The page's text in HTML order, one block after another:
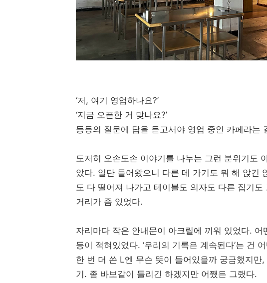
‘저, 여기 영업하나요?’
‘지금 오픈한 거 맞나요?’
등등의 질문에 답을 듣고서야 영업 중인 카페라는
도저히 오손도손 이야기를 나누는 그런 분위기도
았다. 일단 들어왔으니 다른 데 가기도 뭐 해 앉긴
도 다 떨어져 나가고 테이블도 의자도 다른 집기
거리가 좀 있었다.
자리마다 작은 안내문이 아크릴에 끼워 있었다.
등이 적혀있었다. ‘우리의 기록은 계속된다’는 건
한 번 더 쓴 L엔 무슨 뜻이 들어있을까 궁금했지만
기. 좀 바보같이 들리긴 하겠지만 어쨌든 그랬다.